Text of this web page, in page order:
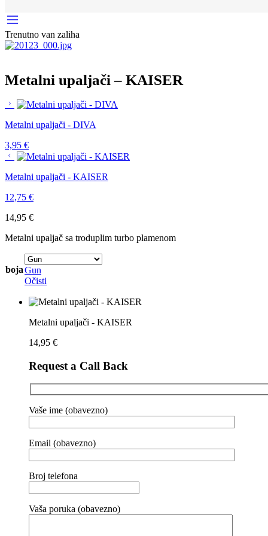
Trenutno van zaliha
Metalni upaljači – KAISER
Metalni upaljači - DIVA
3,95 €
Metalni upaljači - KAISER
12,75 €
14,95 €
Metalni upaljač sa troduplim turbo plamenom
bojaGun
Očisti
Metalni upaljači - KAISER
14,95 €
Request a Call Back
Vaše ime (obavezno)
Email (obavezno)
Broj telefona
Vaša poruka (obavezno)